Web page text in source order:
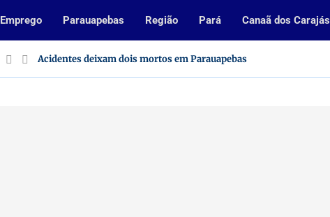
Emprego Parauapebas Região Pará Canaã dos Carajás
Acidentes deixam dois mortos em Parauapebas